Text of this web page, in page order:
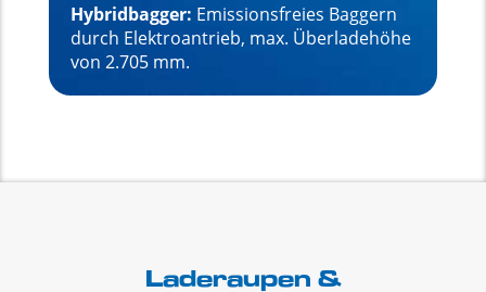
Hybridbagger: Emissionsfreies Baggern
durch Elektroantrieb, max. Überladehöhe
von 2.705 mm.
Laderaupen &